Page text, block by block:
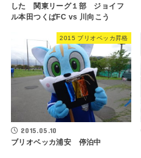
した 関東リーグ１部 ジョイフ
ル本田つくばFC vs 川向こう
2015 ブリオベッカ昇格
2015.05.10
ブリオベッカ浦安 停泊中